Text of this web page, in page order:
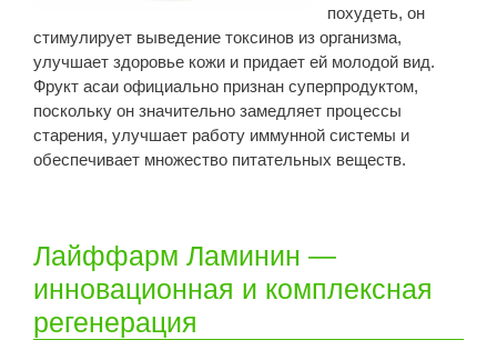
похудеть, он
стимулирует выведение токсинов из организма,
улучшает здоровье кожи и придает ей молодой вид.
Фрукт асаи официально признан суперпродуктом,
поскольку он значительно замедляет процессы
старения, улучшает работу иммунной системы и
обеспечивает множество питательных веществ.
Лайффарм Ламинин —
инновационная и комплексная
регенерация